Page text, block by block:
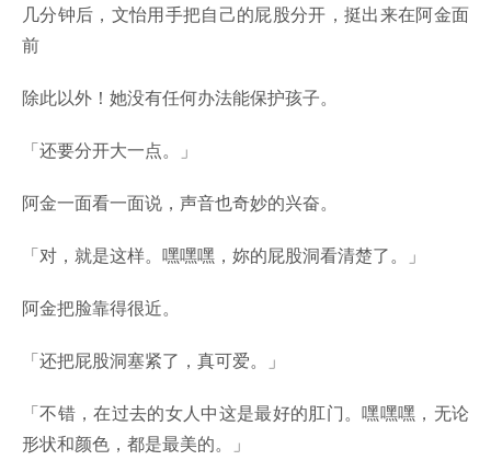
几分钟后，文怡用手把自己的屁股分开，挺出来在阿金面
前
除此以外！她没有任何办法能保护孩子。
「还要分开大一点。」
阿金一面看一面说，声音也奇妙的兴奋。
「对，就是这样。嘿嘿嘿，妳的屁股洞看清楚了。」
阿金把脸靠得很近。
「还把屁股洞塞紧了，真可爱。」
「不错，在过去的女人中这是最好的肛门。嘿嘿嘿，无论
形状和颜色，都是最美的。」